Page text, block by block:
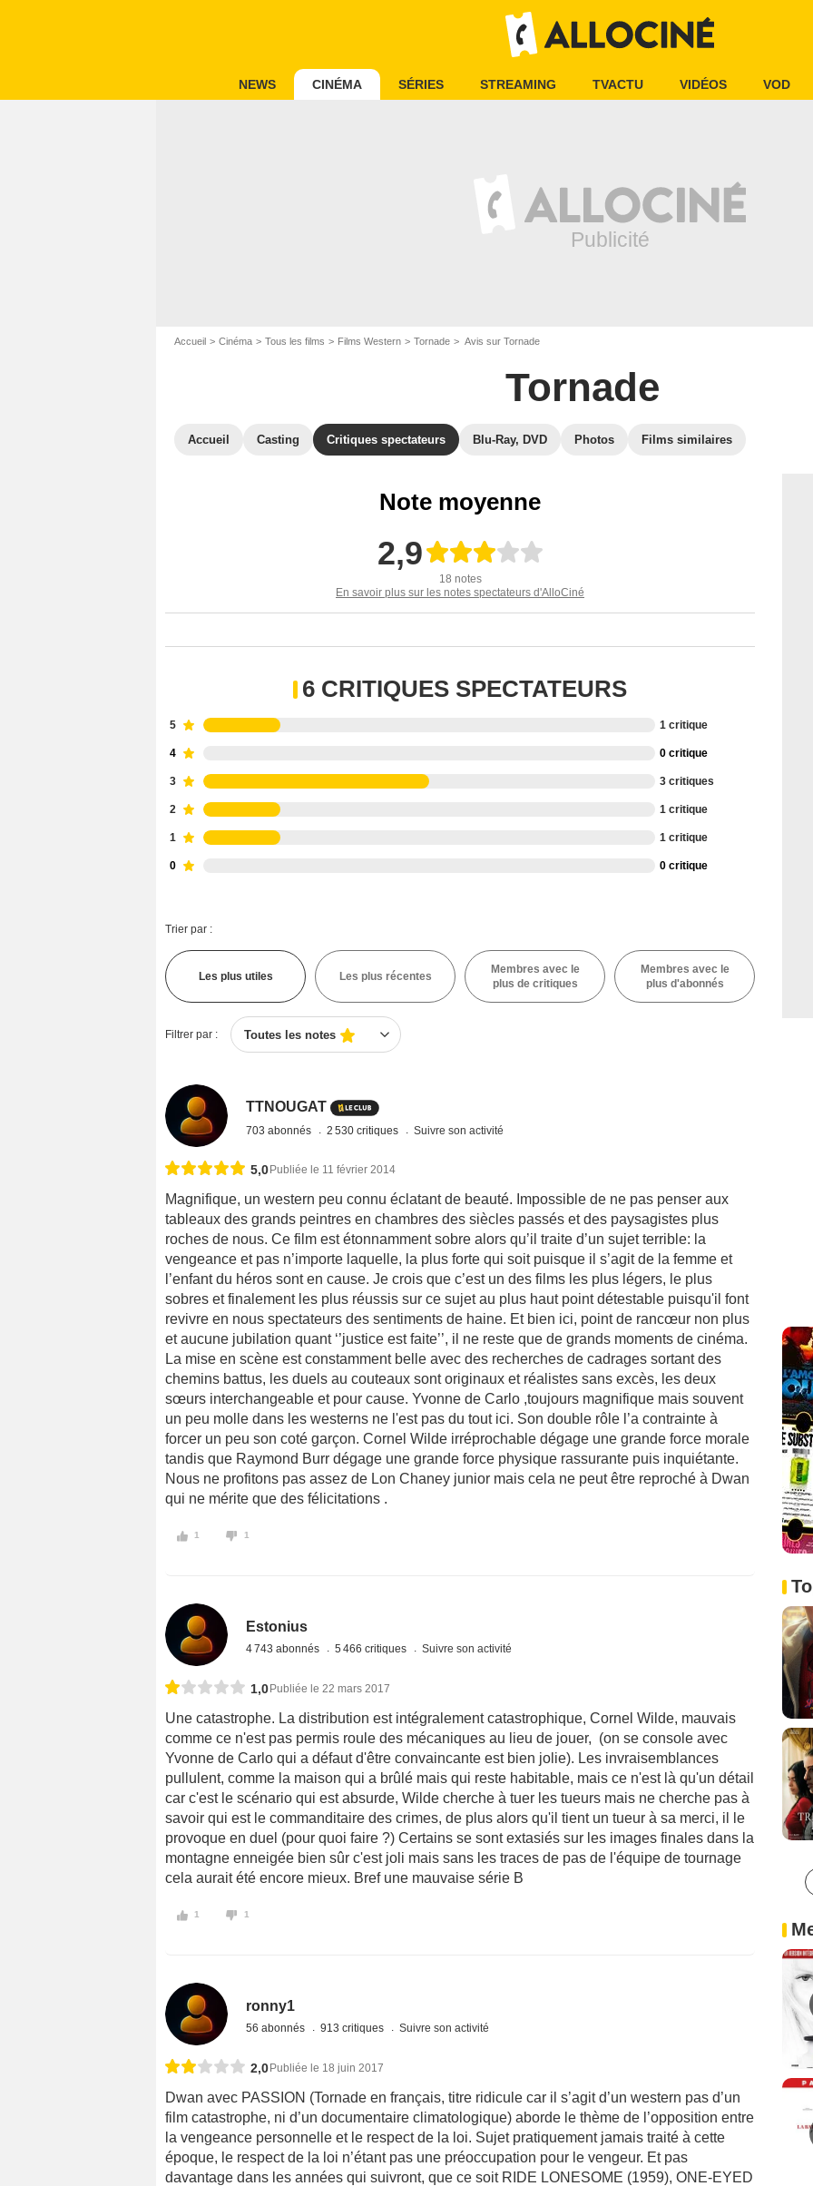
NEWS CINÉMA SÉRIES STREAMING TVACTU VIDÉOS VOD
Accueil Cinéma Tous les films Films Western Tornade Avis sur Tornade
Tornade
Accueil Casting Critiques spectateurs Blu-Ray, DVD Photos Films similaires
Note moyenne
2,9
18 notes
En savoir plus sur les notes spectateurs d'AlloCiné
6 CRITIQUES SPECTATEURS
5 1 critique
4 0 critique
3 3 critiques
2 1 critique
1 1 critique
0 0 critique
Trier par :
Les plus utiles Les plus récentes
Membres avec le
plus de critiques
Membres avec le
plus d'abonnés
Filtrer par : Toutes les notes
TTNOUGAT
703 abonnés 2 530 critiques Suivre son activité
5,0 Publiée le 11 février 2014
Magnifique, un western peu connu éclatant de beauté. Impossible de ne pas penser aux
tableaux des grands peintres en chambres des siècles passés et des paysagistes plus
roches de nous. Ce film est étonnamment sobre alors qu’il traite d’un sujet terrible: la
vengeance et pas n’importe laquelle, la plus forte qui soit puisque il s’agit de la femme et
l’enfant du héros sont en cause. Je crois que c’est un des films les plus légers, le plus
sobres et finalement les plus réussis sur ce sujet au plus haut point détestable puisqu'il font
revivre en nous spectateurs des sentiments de haine. Et bien ici, point de rancœur non plus
et aucune jubilation quant ‘’justice est faite’’, il ne reste que de grands moments de cinéma.
La mise en scène est constamment belle avec des recherches de cadrages sortant des
chemins battus, les duels au couteaux sont originaux et réalistes sans excès, les deux
sœurs interchangeable et pour cause. Yvonne de Carlo ,toujours magnifique mais souvent
un peu molle dans les westerns ne l'est pas du tout ici. Son double rôle l’a contrainte à
forcer un peu son coté garçon. Cornel Wilde irréprochable dégage une grande force morale
tandis que Raymond Burr dégage une grande force physique rassurante puis inquiétante.
Nous ne profitons pas assez de Lon Chaney junior mais cela ne peut être reproché à Dwan
qui ne mérite que des félicitations .
1 1
Estonius
4 743 abonnés 5 466 critiques Suivre son activité
1,0Publiée le 22 mars 2017
Une catastrophe. La distribution est intégralement catastrophique, Cornel Wilde, mauvais
comme ce n'est pas permis roule des mécaniques au lieu de jouer, (on se console avec
Yvonne de Carlo qui a défaut d'être convaincante est bien jolie). Les invraisemblances
pullulent, comme la maison qui a brûlé mais qui reste habitable, mais ce n'est là qu'un détail
car c'est le scénario qui est absurde, Wilde cherche à tuer les tueurs mais ne cherche pas à
savoir qui est le commanditaire des crimes, de plus alors qu'il tient un tueur à sa merci, il le
provoque en duel (pour quoi faire ?) Certains se sont extasiés sur les images finales dans la
montagne enneigée bien sûr c'est joli mais sans les traces de pas de l'équipe de tournage
cela aurait été encore mieux. Bref une mauvaise série B
1 1
ronny1
56 abonnés 913 critiques Suivre son activité
2,0Publiée le 18 juin 2017
Dwan avec PASSION (Tornade en français, titre ridicule car il s’agit d’un western pas d’un
film catastrophe, ni d’un documentaire climatologique) aborde le thème de l’opposition entre
la vengeance personnelle et le respect de la loi. Sujet pratiquement jamais traité à cette
époque, le respect de la loi n’étant pas une préoccupation pour le vengeur. Et pas
davantage dans les années qui suivront, que ce soit RIDE LONESOME (1959), ONE-EYED